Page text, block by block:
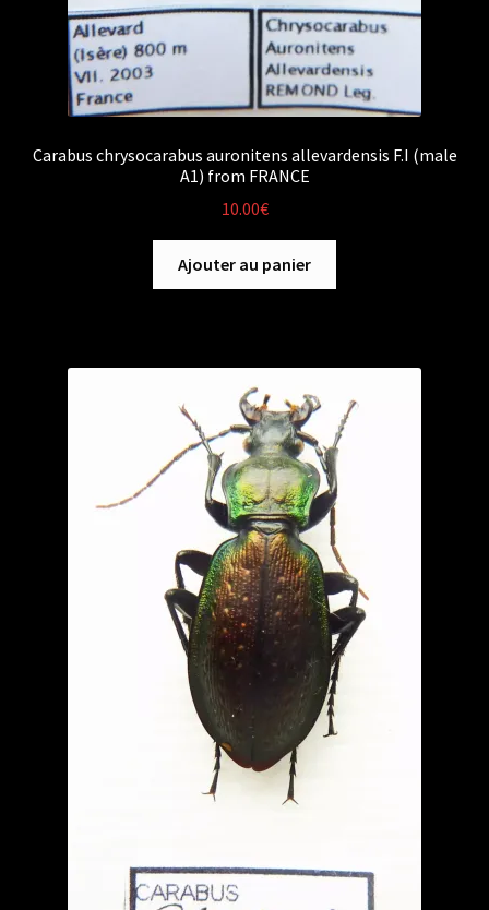
Carabus chrysocarabus auronitens allevardensis F.I (male
A1) from FRANCE
10.00€
Ajouter au panier